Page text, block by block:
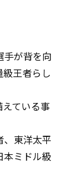
手が背を向
級王者らし
ている事
、東洋太平
本ミドル級